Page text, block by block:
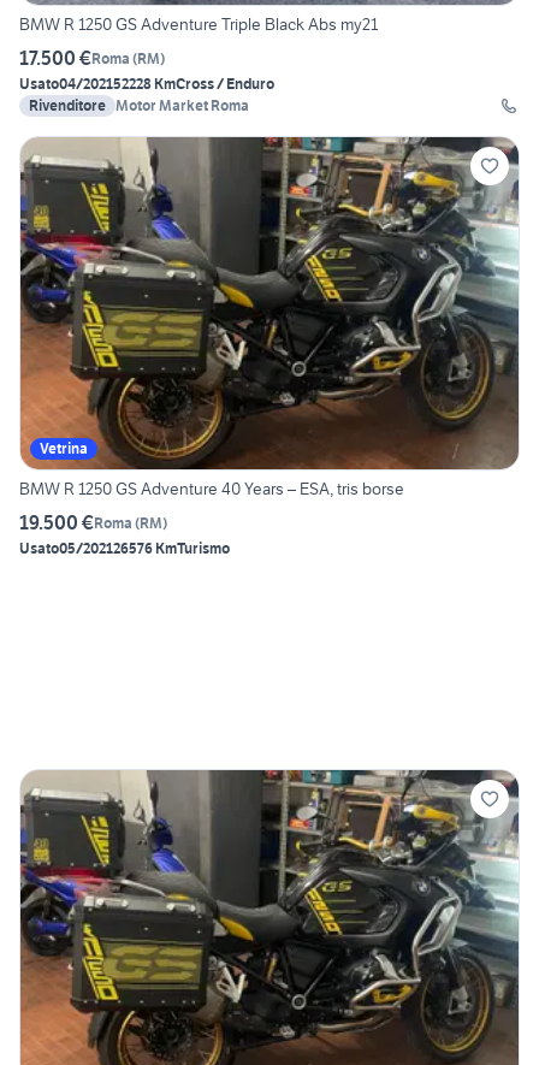
BMW R 1250 GS Adventure Triple Black Abs my21
17.500 €Roma (RM)
Usato04/202152228 KmCross / Enduro
Rivenditore Motor Market Roma
Vetrina
BMW R 1250 GS Adventure 40 Years – ESA, tris borse
19.500 €Roma (RM)
Usato05/202126576 KmTurismo